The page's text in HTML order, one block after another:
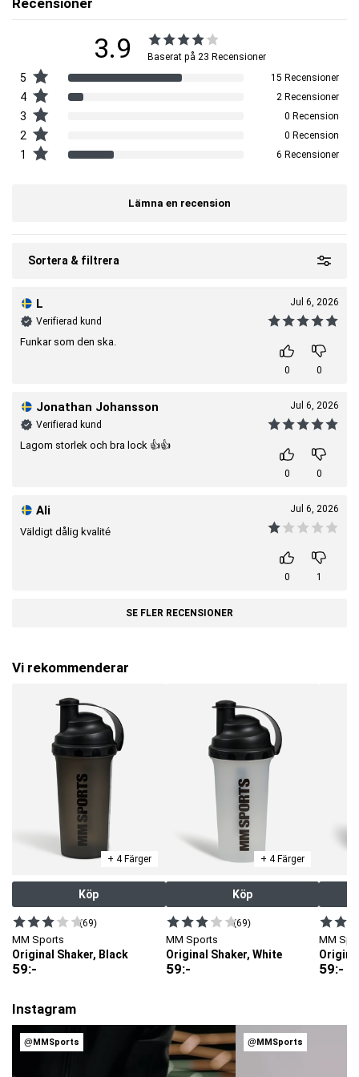
3.9 Baserat på 23 Recensioner
5 15 Recensioner
4 2 Recensioner
3 0 Recension
2 0 Recension
1 6 Recensioner
Lämna en recension
Sortera & filtrera
L
Verifierad kund
Funkar som den ska.
Jul 6, 2026
0 0
Jonathan Johansson
Verifierad kund
Lagom storlek och bra lock 👍👍
Jul 6, 2026
0 0
Ali
Väldigt dålig kvalité
Jul 6, 2026
0 1
SE FLER RECENSIONER
Vi rekommenderar
+ 4 Färger
Köp
(69)
MM Sports
Original Shaker, Black
59:-
+ 4 Färger
Köp
(69)
MM Sports
Original Shaker, White
59:-
MM
59:-
Instagram
@MMSports @MMSports